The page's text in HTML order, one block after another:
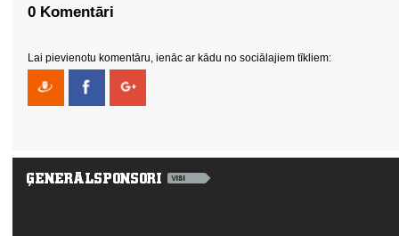
0 Komentāri
Lai pievienotu komentāru, ienāc ar kādu no sociālajiem tīkliem: